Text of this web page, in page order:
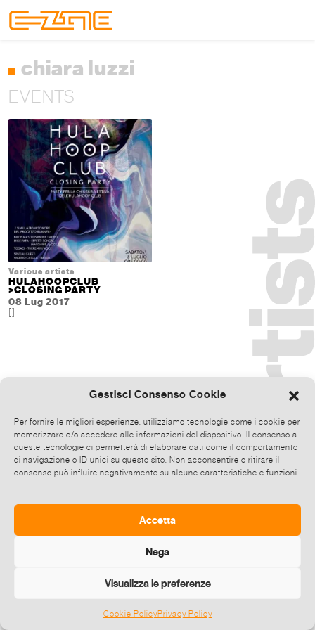
Gestisci Consenso Cookie
Per fornire le migliori esperienze, utilizziamo tecnologie come i cookie per
memorizzare e/o accedere alle informazioni del dispositivo. Il consenso a
queste tecnologie ci permetterà di elaborare dati come il comportamento
di navigazione o ID unici su questo sito. Non acconsentire o ritirare il
consenso può influire negativamente su alcune caratteristiche e funzioni.
Accetta
Nega
Visualizza le preferenze
Cookie PolicyPrivacy Policy
chiara luzzi
EVENTS
Various artists
HULAHOOPCLUB
>CLOSING PARTY
08 Lug 2017
[]
©2026 E-zine